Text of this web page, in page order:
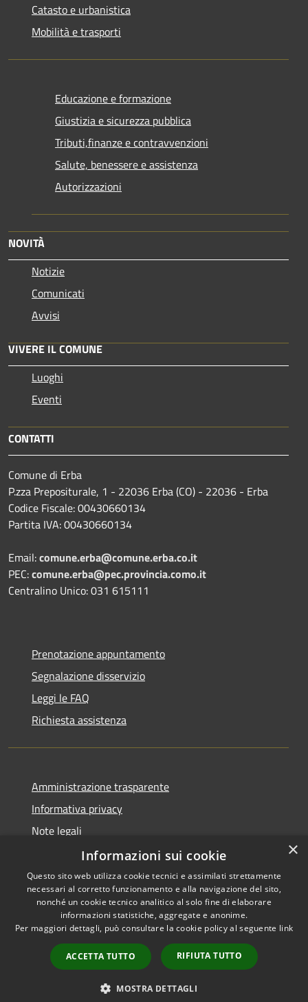
Catasto e urbanistica
Mobilità e trasporti
Educazione e formazione
Giustizia e sicurezza pubblica
Tributi,finanze e contravvenzioni
Salute, benessere e assistenza
Autorizzazioni
NOVITÀ
Notizie
Comunicati
Avvisi
VIVERE IL COMUNE
Luoghi
Eventi
CONTATTI
Comune di Erba
P.zza Prepositurale, 1 - 22036 Erba (CO) - 22036 - Erba
Codice Fiscale: 00430660134
Partita IVA: 00430660134
Email:comune.erba@comune.erba.co.it
PEC:comune.erba@pec.provincia.como.it
Centralino Unico: 031 615111
Prenotazione appuntamento
Segnalazione disservizio
Leggi le FAQ
Richiesta assistenza
Amministrazione trasparente
Informativa privacy
Note legali
Dichiarazione di accessibilità
RSS
Accessibilità
Copyright © 2026 • Comune di
Erba • Powered by
Municipium•
Accesso
redazione
×
Informazioni sui cookie
Questo sito web utilizza cookie tecnici e assimilati strettamente
necessari al corretto funzionamento e alla navigazione del sito,
nonché un cookie tecnico analitico al solo fine di elaborare
informazioni statistiche, aggregate e anonime.
Per maggiori dettagli, può consultare la cookie policy al seguente link
ACCETTA TUTTO RIFIUTA TUTTO
MOSTRA DETTAGLI